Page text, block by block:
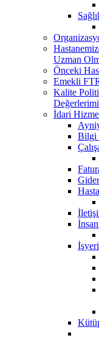
Uzman
Önceki
Emekli
Kalite
İdari
Bilgi